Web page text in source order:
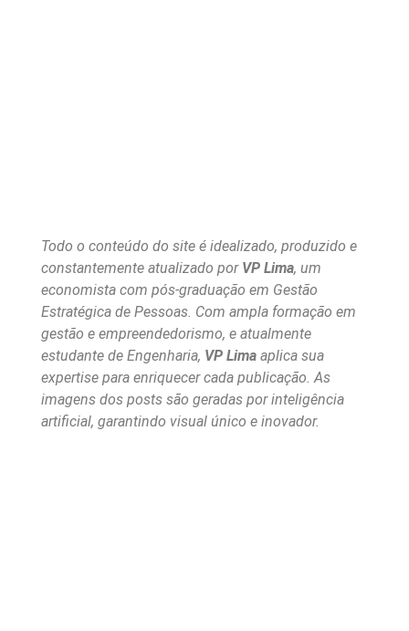
Todo o conteúdo do site é idealizado, produzido e
constantemente atualizado por VP Lima, um
economista com pós-graduação em Gestão
Estratégica de Pessoas. Com ampla formação em
gestão e empreendedorismo, e atualmente
estudante de Engenharia, VP Lima aplica sua
expertise para enriquecer cada publicação. As
imagens dos posts são geradas por inteligência
artificial, garantindo visual único e inovador.